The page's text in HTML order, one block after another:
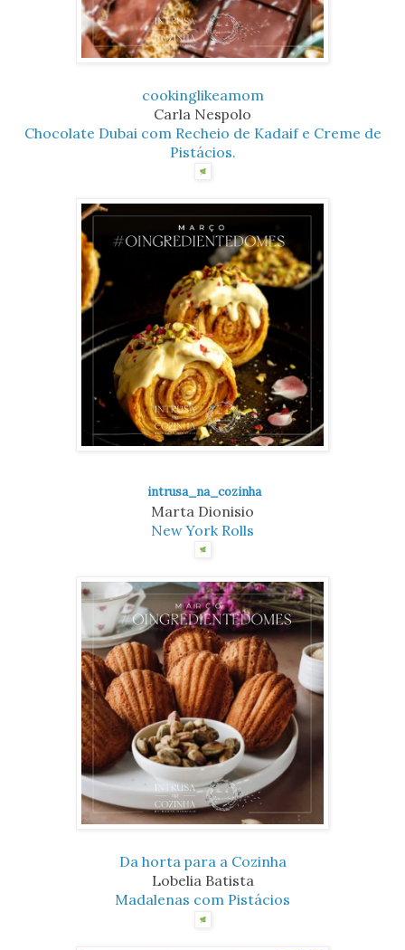
cookinglikeamom
Carla Nespolo
Chocolate Dubai com Recheio de Kadaif e Creme de
Pistácios.
intrusa_na_cozinha
Marta Dionisio
New York Rolls
Da horta para a Cozinha
Lobelia Batista
Madalenas com Pistácios